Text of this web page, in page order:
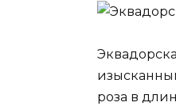
роза в